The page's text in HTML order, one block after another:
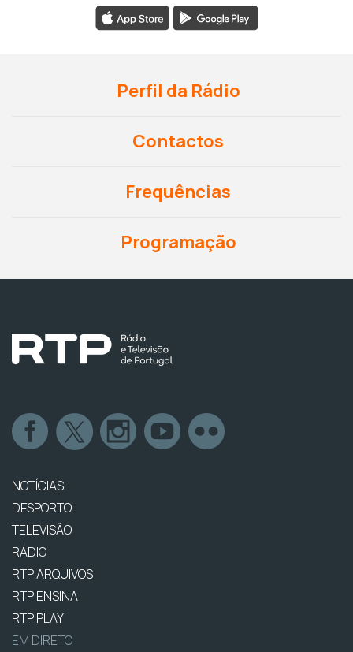
Perfil da Rádio
Contactos
Frequências
Programação
NOTÍCIAS
DESPORTO
TELEVISÃO
RÁDIO
RTP ARQUIVOS
RTP ENSINA
RTP PLAY
EM DIRETO